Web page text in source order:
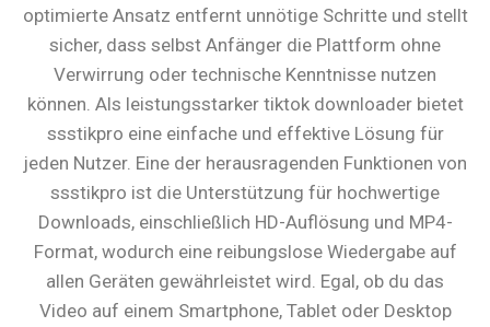
optimierte Ansatz entfernt unnötige Schritte und stellt
sicher, dass selbst Anfänger die Plattform ohne
Verwirrung oder technische Kenntnisse nutzen
können. Als leistungsstarker tiktok downloader bietet
ssstikpro eine einfache und effektive Lösung für
jeden Nutzer. Eine der herausragenden Funktionen von
ssstikpro ist die Unterstützung für hochwertige
Downloads, einschließlich HD-Auflösung und MP4-
Format, wodurch eine reibungslose Wiedergabe auf
allen Geräten gewährleistet wird. Egal, ob du das
Video auf einem Smartphone, Tablet oder Desktop